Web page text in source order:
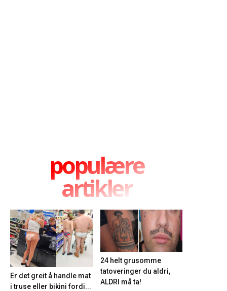
populære
artikler
Er det greit å handle mat
i truse eller bikini fordi...
24 helt grusomme
tatoveringer du aldri,
ALDRI må ta!